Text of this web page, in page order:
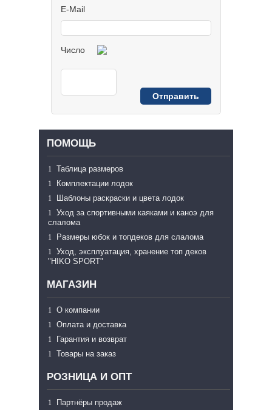
E-Mail
Число
ПОМОЩЬ
Таблица размеров
Комплектации лодок
Шаблоны раскраски и цвета лодок
Уход за спортивными каяками и каноэ для
слалома
Размеры юбок и топдеков для слалома
Уход, эксплуатация, хранение топ деков
"HIKO SPORT"
МАГАЗИН
О компании
Оплата и доставка
Гарантия и возврат
Товары на заказ
РОЗНИЦА И ОПТ
Партнёры продаж